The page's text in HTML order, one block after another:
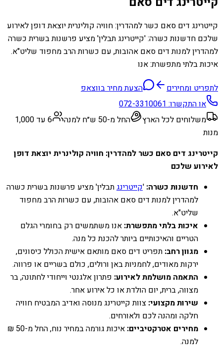
קייטרינג דים סאם כשר למהדרין: חוויה קולינרית יוצאת דופן לאירוע
שלכם חדשנות כשרה: 'קייטרינג תבלין' מציע פרשנות בשרית כשרה
למהדרין למנות דים סאם אהובות, עם כשרות הרב מחפוד שליט"א.
איכות בלתי מתפשרת: אנו
לתפריט ומחירים
הצעת מחיר בווצאפ
או התקשרו:072-3310061
משלוחים לכל הארץ
החל מ-50 ש״ח למנה
6 עד 1,000
מנות
קייטרינג דים סאם כשר למהדרין: חוויה קולינרית יוצאת דופן
לאירוע שלכם
חדשנות כשרה: 'קייטרינגתבלין' מציע פרשנות בשרית כשרה
למהדרין למנות דים סאם אהובות, עם כשרות הרב מחפוד
שליט"א.
איכות בלתי מתפשרת: אנו משתמשים רק בחומרי הגלם
הטריים והאיכותיים ביותר להכנת כל מנה.
מגוון רחב: תפריט דים סאם מותאם אישית הכולל כיסונים,
ירקות מאודים, לחמניות באן ורולים, כולם בשריים או פרווה.
התאמה מושלמת לאירוע: פתרון אלגנטי וייחודי לחתונה, בר
מצווה, ברית, יום הולדת או כל אירוע אחר.
שירות מקצועי: צוות קייטרינג מנוסה ואדיב המבטיח חוויה
חלקה ומהנה לכם ולאורחים.
מחירים אטרקטיביים:
איכות גורמה במחיר נוח, החל מ-50 ₪
למנה.